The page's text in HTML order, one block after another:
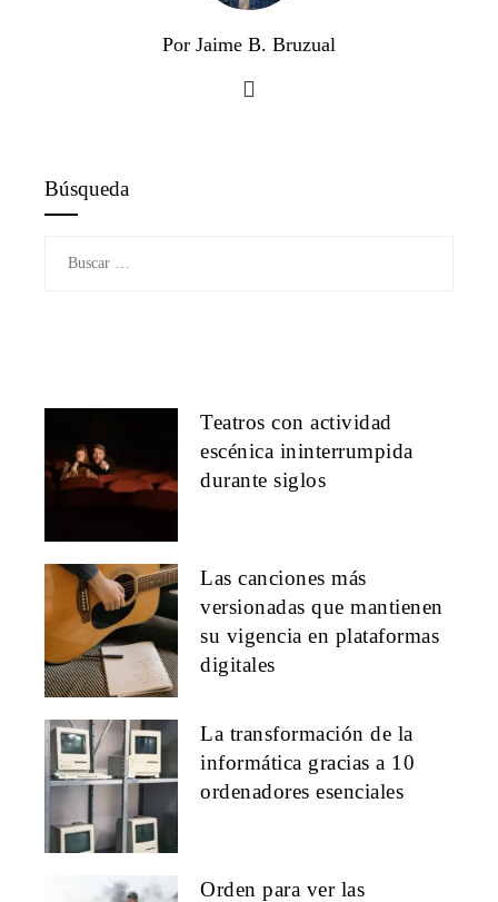
Por Jaime B. Bruzual
Búsqueda
Teatros con actividad
escénica ininterrumpida
durante siglos
Las canciones más
versionadas que mantienen
su vigencia en plataformas
digitales
La transformación de la
informática gracias a 10
ordenadores esenciales
Orden para ver las